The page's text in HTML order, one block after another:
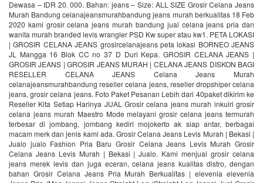
Dewasa – IDR 20. 000. Bahan: jeans – Size: ALL SIZE Grosir Celana Jeans
Murah Bandung celanajeansmurahbandung jeans murah berkualitas 18 Feb
2020 kami grosir celana jeans murah bandung jual celana jeans pria dan
wanita murah branded levis wrangler PSD Kw super atau kw1. PETA LOKASI
| GROSIR CELANA JEANS grosircelanajeans peta lokasi BORNEO JEANS
JL Mangga 16 Blok CC no 37 D Duri Kepa. GROSIR CELANA JEANS |
GROSIR JEANS | GROSIR JEANS MURAH | CELANA JEANS DISKON BAGI
RESELLER CELANA JEANS Celana Jeans Murah
celanajeansmurahbandung reseller celana jeans, reseller dropshiper celana
jeans, grosir celana jeans. Foto Paket Pesanan Lebih dari 40paket dikirim ke
Reseller Kita Setiap Harinya JUAL Grosir celana jeans murah inkuiri grosir
celana jeans murah Maestro Mode melayani grosir celana jeans termurah
terbesar di jombang, jombang kediri mojokerto ak siap antar, berbagai
macam merk dan jenis kami ada. Grosir Celana Jeans Levis Murah | Bekasi |
Jualo jualo Fashion Pria Baru Grosir Celana Jeans Levis Murah Grosir
Celana Jeans Levis Murah | Bekasi | Jualo. Kami menjual grosir celana
jeans merek levis dan juga eceran, celana jeans kualitas distro, dengan
bahan Grosir Celana Jeans Pria Murah Berkualitas | elevenia elevenia